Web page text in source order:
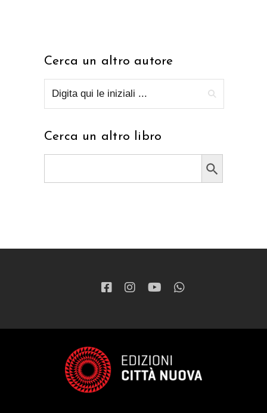
Cerca un altro autore
Cerca un altro libro
Search Button